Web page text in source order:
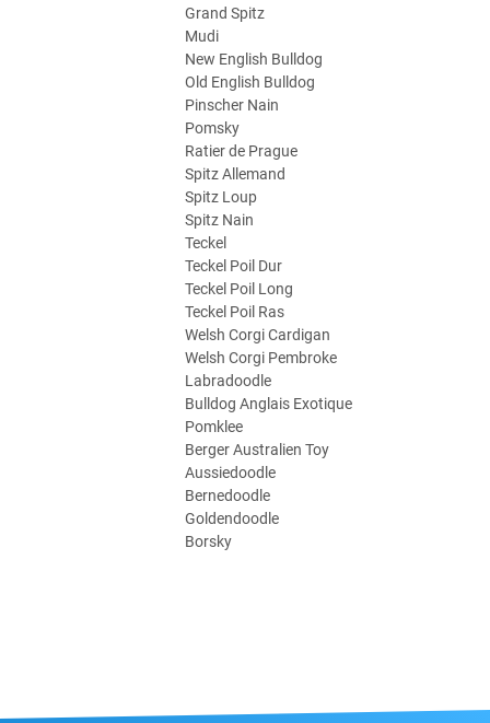
Grand Spitz
Mudi
New English Bulldog
Old English Bulldog
Pinscher Nain
Pomsky
Ratier de Prague
Spitz Allemand
Spitz Loup
Spitz Nain
Teckel
Teckel Poil Dur
Teckel Poil Long
Teckel Poil Ras
Welsh Corgi Cardigan
Welsh Corgi Pembroke
Labradoodle
Bulldog Anglais Exotique
Pomklee
Berger Australien Toy
Aussiedoodle
Bernedoodle
Goldendoodle
Borsky